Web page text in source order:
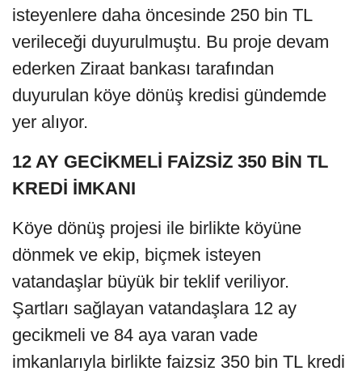
isteyenlere daha öncesinde 250 bin TL
verileceği duyurulmuştu. Bu proje devam
ederken Ziraat bankası tarafından
duyurulan köye dönüş kredisi gündemde
yer alıyor.
12 AY GECİKMELİ FAİZSİZ 350 BİN TL
KREDİ İMKANI
Köye dönüş projesi ile birlikte köyüne
dönmek ve ekip, biçmek isteyen
vatandaşlar büyük bir teklif veriliyor.
Şartları sağlayan vatandaşlara 12 ay
gecikmeli ve 84 aya varan vade
imkanlarıyla birlikte faizsiz 350 bin TL kredi